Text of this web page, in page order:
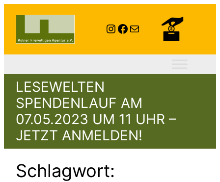
springen
Instagram
Facebook
E-Mail
LESEWELTEN
SPENDENLAUF AM
07.05.2023 UM 11 UHR –
JETZT ANMELDEN!
Schlagwort: